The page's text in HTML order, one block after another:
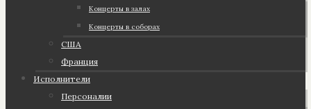
Концерты в залах
Концерты в соборах
США
Франция
Исполнители
Персоналии